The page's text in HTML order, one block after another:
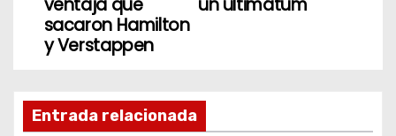
o
k
a
un ultimátum
ventaja que
sacaron Hamilton
y Verstappen
Entrada relacionada